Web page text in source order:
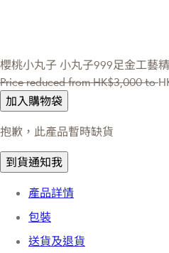
櫻桃小丸子 小丸子999足金工藝
Price reduced fromHK$3,000 to
加入購物袋
抱歉，此產品暫時缺貨
到貨通知我
產品詳情
包裝
送貨及退貨